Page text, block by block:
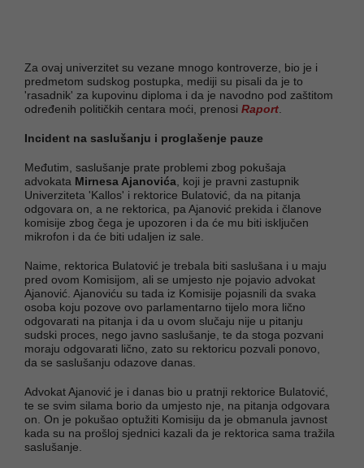
Za ovaj univerzitet su vezane mnogo kontroverze, bio je i
predmetom sudskog postupka, mediji su pisali da je to
'rasadnik' za kupovinu diploma i da je navodno pod zaštitom
određenih političkih centara moći, prenosi Raport
Incident na saslušanju i proglašenje pauze
Međutim, saslušanje prate problemi zbog pokušaja
advokata Mirnesa Ajanovića , koji je pravni zastupnik
Univerziteta 'Kallos' i rektorice Bulatović, da na pitanja
odgovara on, a ne rektorica, pa Ajanović prekida i članove
komisije zbog čega je upozoren i da će mu biti isključen
mikrofon i da će biti udaljen iz sale.
Naime, rektorica Bulatović je trebala biti saslušana i u maju
pred ovom Komisijom, ali se umjesto nje pojavio advokat
Ajanović. Ajanoviću su tada iz Komisije pojasnili da svaka
osoba koju pozove ovo parlamentarno tijelo mora lično
odgovarati na pitanja i da u ovom slučaju nije u pitanju
sudski proces, nego javno saslušanje, te da stoga pozvani
moraju odgovarati lično, zato su rektoricu pozvali ponovo,
da se saslušanju odazove danas.
Advokat Ajanović je i danas bio u pratnji rektorice Bulatović,
te se svim silama borio da umjesto nje, na pitanja odgovara
on. On je pokušao optužiti Komisiju da je obmanula javnost
kada su na prošloj sjednici kazali da je rektorica sama tražila
saslušanje.